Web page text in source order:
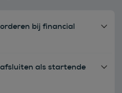
bij financial
als startende